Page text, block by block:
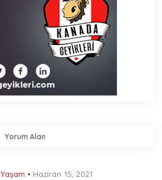
Yorum Alan
,Yaşam Haziran 15, 2021